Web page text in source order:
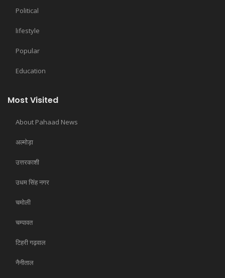
Political
lifestyle
Popular
Education
Most Visited
About Pahaad News
अल्मोड़ा
उत्तरकाशी
उधम सिंह नगर
चमोली
चम्पावत
टिहरी गढ़वाल
नैनीताल